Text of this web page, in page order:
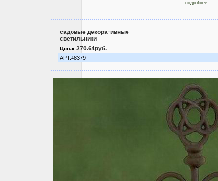
подробнее...
садовые декоративные
светильники
Цена: 270.64руб.
АРТ.48379